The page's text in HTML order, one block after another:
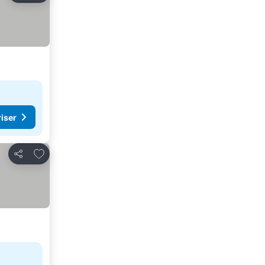
Del
Legg til i favoritter